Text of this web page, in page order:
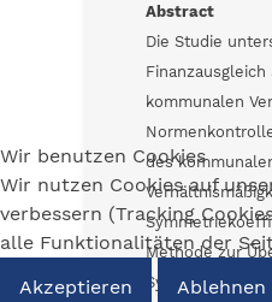
Abstract
Die Studie
kommunalen
des
Methode zur
Wir benutzen Cookies
Wir nutzen Cookies auf
verbessern (Tracking
alle Funktionalitäten der
Akzeptieren
Ablehnen